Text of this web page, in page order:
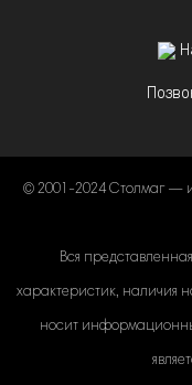
© 2001-2024 Столмаг —
Вся
характеристик, наличия
носит